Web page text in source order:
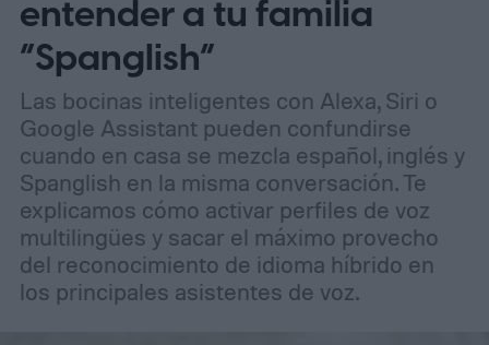
entender a tu familia
“Spanglish”
Las bocinas inteligentes con Alexa, Siri o
Google Assistant pueden confundirse
cuando en casa se mezcla español, inglés y
Spanglish en la misma conversación. Te
explicamos cómo activar perfiles de voz
multilingües y sacar el máximo provecho
del reconocimiento de idioma híbrido en
los principales asistentes de voz.